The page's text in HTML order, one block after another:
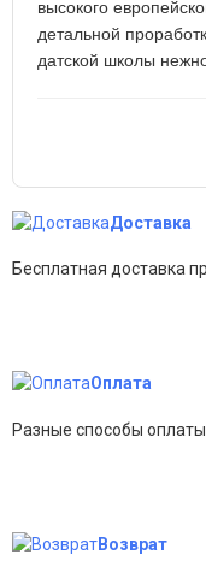
высокого
детальной
датской школы
Доставка
Бесплатная доставка
Оплата
Разные способы оплаты
Возврат